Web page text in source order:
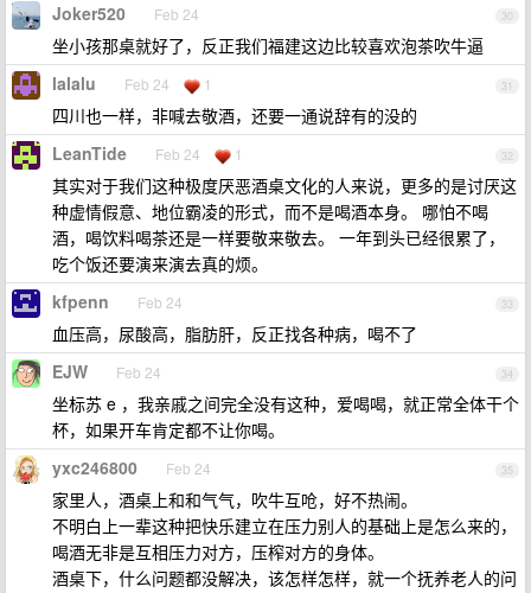
30
Joker520 Feb 24
坐小孩那桌就好了，反正我们福建这边比较喜欢泡茶吹牛逼
31
lalalu Feb 24 1
四川也一样，非喊去敬酒，还要一通说辞有的没的
32
LeanTide Feb 24 1
其实对于我们这种极度厌恶酒桌文化的人来说，更多的是讨厌这
种虚情假意、地位霸凌的形式，而不是喝酒本身。 哪怕不喝
酒，喝饮料喝茶还是一样要敬来敬去。 一年到头已经很累了，
吃个饭还要演来演去真的烦。
33
kfpenn Feb 24
血压高，尿酸高，脂肪肝，反正找各种病，喝不了
34
EJW Feb 24
坐标苏 e ，我亲戚之间完全没有这种，爱喝喝，就正常全体干个
杯，如果开车肯定都不让你喝。
35
yxc246800 Feb 24
家里人，酒桌上和和气气，吹牛互呛，好不热闹。
不明白上一辈这种把快乐建立在压力别人的基础上是怎么来的，
喝酒无非是互相压力对方，压榨对方的身体。
酒桌下，什么问题都没解决，该怎样怎样，就一个抚养老人的问